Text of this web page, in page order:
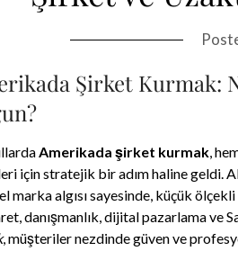
Şirket Kurmak:
Amerikada şirket kurmak,
için stratejik bir adım haline geldi.
marka algısı sayesinde, küçük
danışmanlık, dijital pazarlama ve
, müşteriler nezdinde güven ve